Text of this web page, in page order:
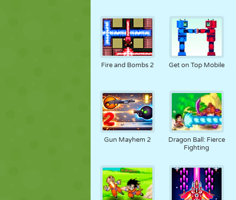
STRATÉGIE CASCADE TANK
Fire and Bombs 2 Get on Top Mobile
Gun Mayhem 2
Dragon Ball: Fierce
Fighting